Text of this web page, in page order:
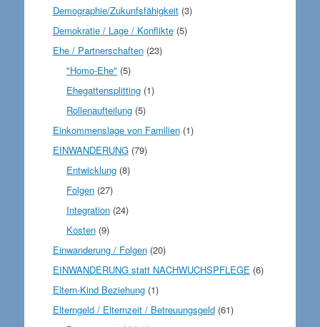
Demographie/Zukunfsfähigkeit(3)
Demokratie / Lage / Konflikte(5)
Ehe / Partnerschaften(23)
"Homo-Ehe" (5)
Ehegattensplitting (1)
Rollenaufteilung (5)
Einkommenslage von Familien(1)
EINWANDERUNG(79)
Entwicklung (8)
Folgen (27)
Integration (24)
Kosten (9)
Einwanderung / Folgen(20)
EINWANDERUNG statt NACHWUCHSPFLEGE (6)
Eltern-Kind Beziehung(1)
Elterngeld / Elternzeit / Betreuungsgeld(61)